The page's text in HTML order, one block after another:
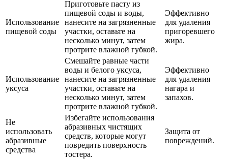
Использование
пищевой соды
Приготовьте пасту из
пищевой соды и воды,
нанесите на загрязненные
участки, оставьте на
несколько минут, затем
протрите влажной губкой.
Эффективно
для удаления
пригоревшего
жира.
Использование
уксуса
Смешайте равные части
воды и белого уксуса,
нанесите на загрязненные
участки, оставьте на
несколько минут, затем
протрите влажной губкой.
Эффективно
для удаления
нагара и
запахов.
Не
использовать
абразивные
средства
Избегайте использования
абразивных чистящих
средств, которые могут
повредить поверхность
тостера.
Защита от
повреждений.